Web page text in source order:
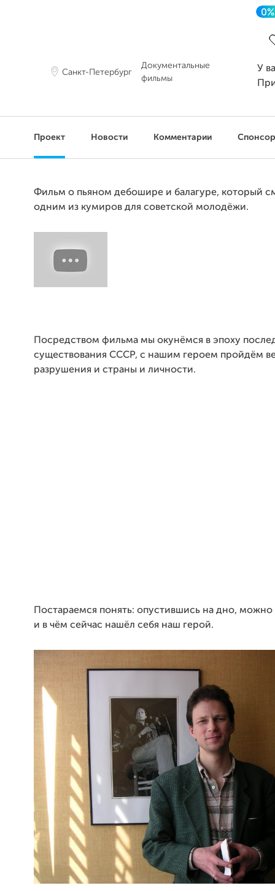
Санкт-Петербург
Документальные
фильмы
0%
У
Проект Новости Комментарии
Фильм о пьяном дебошире и балагуре, который
одним из кумиров для советской молодёжи.
Посредством фильма мы окунёмся в эпоху
существования СССР, с нашим героем пройдём
разрушения и страны и личности.
Постараемся понять: опустившись на дно, можно
и в чём сейчас нашёл себя наш герой.